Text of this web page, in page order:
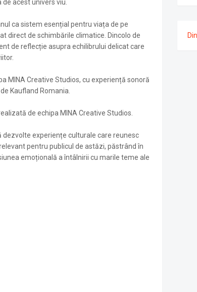
acest univers viu.
ca sistem esențial pentru viața de pe
direct de schimbările climatice. Dincolo de
de reflecție asupra echilibrului delicat care
MINA Creative Studios, cu experiență sonoră
Kaufland Romania.
de echipa MINA Creative Studios.
dezvolte experiențe culturale care reunesc
pentru publicul de astăzi, păstrând în
emoțională a întâlnirii cu marile teme ale